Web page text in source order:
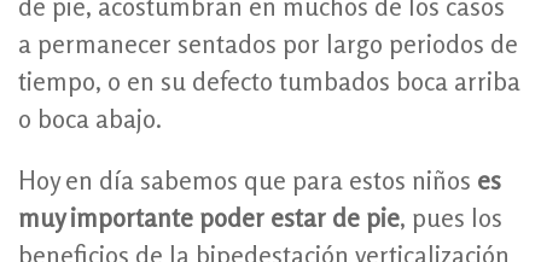
de pie, acostumbran en muchos de los casos
a permanecer sentados por largo periodos de
tiempo, o en su defecto tumbados boca arriba
o boca abajo.
Hoy en día sabemos que para estos niños es
muy importante poder estar de pie, pues los
beneficios de la bipedestación verticalización